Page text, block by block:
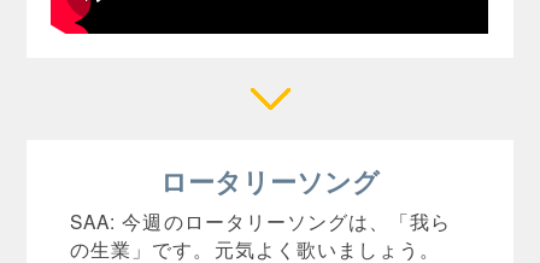
ロータリーソング
SAA: 今週のロータリーソングは、「我ら
の生業」です。元気よく歌いましょう。